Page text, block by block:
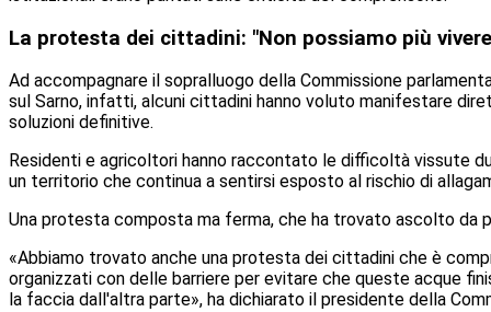
La protesta dei cittadini: "Non possiamo più
Ad accompagnare il sopralluogo della Commissione
sul Sarno, infatti, alcuni cittadini hanno voluto manifestare
soluzioni definitive.
Residenti e agricoltori hanno raccontato le difficoltà vissute
un territorio che continua a sentirsi esposto al rischio di
Una protesta composta ma ferma, che ha trovato ascolto da
«Abbiamo trovato anche una protesta dei cittadini che è
organizzati con delle barriere per evitare che queste acque
la faccia dall'altra parte», ha dichiarato il presidente della